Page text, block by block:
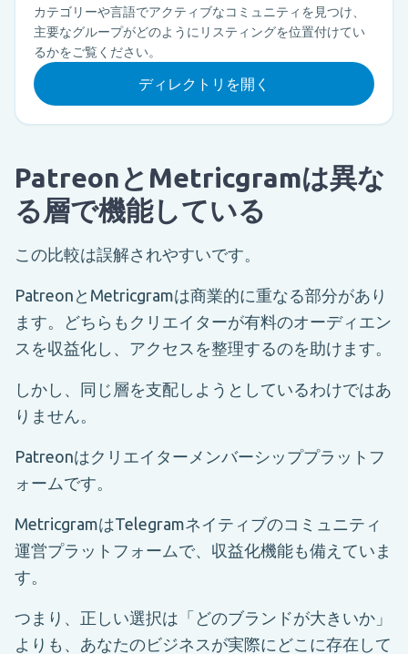
カテゴリーや言語でアクティブなコミュニティを見つけ、
主要なグループがどのようにリスティングを位置付けてい
るかをご覧ください。
ディレクトリを開く
PatreonとMetricgramは異な
る層で機能している
この比較は誤解されやすいです。
PatreonとMetricgramは商業的に重なる部分があり
ます。どちらもクリエイターが有料のオーディエン
スを収益化し、アクセスを整理するのを助けます。
しかし、同じ層を支配しようとしているわけではあ
りません。
Patreonはクリエイターメンバーシッププラットフ
ォームです。
MetricgramはTelegramネイティブのコミュニティ
運営プラットフォームで、収益化機能も備えていま
す。
つまり、正しい選択は「どのブランドが大きいか」
よりも、あなたのビジネスが実際にどこに存在して